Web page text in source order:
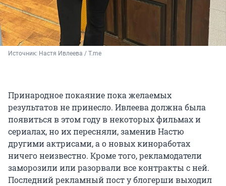
Источник: Настя Ивлеева / T.me
Принародное покаяние пока желаемых
результатов не принесло. Ивлеева должна была
появиться в этом году в некоторых фильмах и
сериалах, но их пересняли, заменив Настю
другими актрисами, а о новых киноработах
ничего неизвестно. Кроме того, рекламодатели
заморозили или разорвали все контракты с ней.
Последний рекламный пост у блогерши выходил